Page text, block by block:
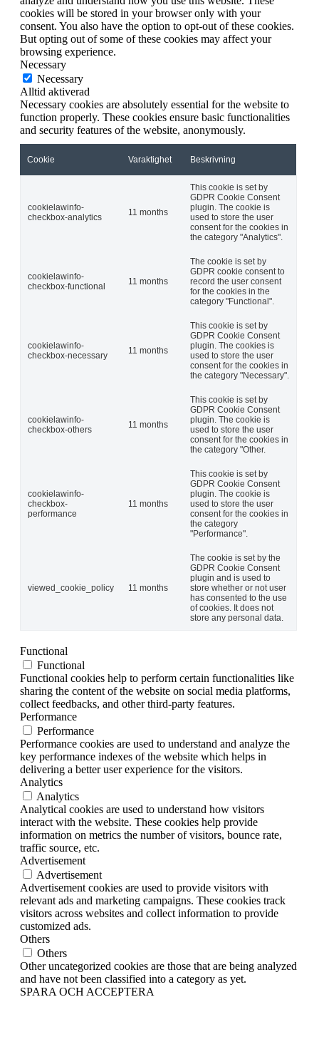
cookies will be stored in your browser only with your
consent. You also have the option to opt-out of these cookies.
But opting out of some of these cookies may affect your
browsing experience.
Necessary
Necessary
Alltid aktiverad
Necessary cookies are absolutely essential for the website to
function properly. These cookies ensure basic functionalities
and security features of the website, anonymously.
Cookie Varaktighet Beskrivning
cookielawinfo-
checkbox-analytics
11 months
This cookie is set by
GDPR Cookie Consent
plugin. The cookie is
used to store the user
consent for the cookies in
the category "Analytics".
cookielawinfo-
checkbox-functional
11 months
The cookie is set by
GDPR cookie consent to
record the user consent
for the cookies in the
category "Functional".
cookielawinfo-
checkbox-necessary
11 months
This cookie is set by
GDPR Cookie Consent
plugin. The cookies is
used to store the user
consent for the cookies in
the category "Necessary".
cookielawinfo-
checkbox-others
11 months
This cookie is set by
GDPR Cookie Consent
plugin. The cookie is
used to store the user
consent for the cookies in
the category "Other.
cookielawinfo-
checkbox-
performance
11 months
This cookie is set by
GDPR Cookie Consent
plugin. The cookie is
used to store the user
consent for the cookies in
the category
"Performance".
viewed_cookie_policy 11 months
The cookie is set by the
GDPR Cookie Consent
plugin and is used to
store whether or not user
has consented to the use
of cookies. It does not
store any personal data.
Functional
Functional
Functional cookies help to perform certain functionalities like
sharing the content of the website on social media platforms,
collect feedbacks, and other third-party features.
Performance
Performance
Performance cookies are used to understand and analyze the
key performance indexes of the website which helps in
delivering a better user experience for the visitors.
Analytics
Analytics
Analytical cookies are used to understand how visitors
interact with the website. These cookies help provide
information on metrics the number of visitors, bounce rate,
traffic source, etc.
Advertisement
Advertisement
Advertisement cookies are used to provide visitors with
relevant ads and marketing campaigns. These cookies track
visitors across websites and collect information to provide
customized ads.
Others
Others
Other uncategorized cookies are those that are being analyzed
and have not been classified into a category as yet.
SPARA OCH ACCEPTERA